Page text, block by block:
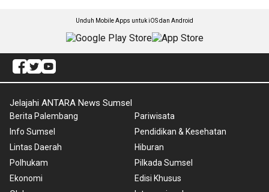
Unduh Mobile Apps untuk iOS dan Android
Jelajahi ANTARA News Sumsel
Berita Palembang
Info Sumsel
Lintas Daerah
Polhukam
Ekonomi
Pariwisata
Pendidikan & Kesehatan
Hiburan
Pilkada Sumsel
Edisi Khusus